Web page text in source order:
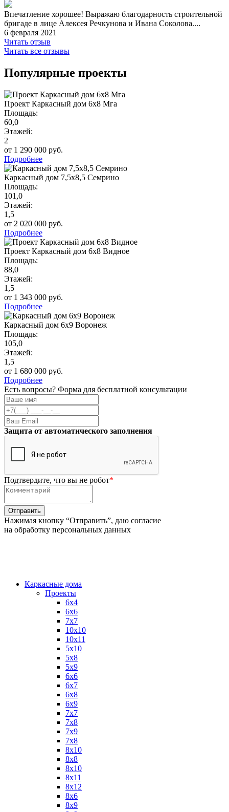
Впечатление хорошее! Выражаю благодарность строительной
бригаде в лице Алексея Речкунова и Ивана Соколова....
6 февраля 2021
Читать отзыв
Читать все отзывы
Популярные проекты
Проект Каркасный дом 6х8 Мга
Площадь:
60,0
Этажей:
2
от 1 290 000 руб.
Подробнее
Каркасный дом 7,5х8,5 Семрино
Площадь:
101,0
Этажей:
1,5
от 2 020 000 руб.
Подробнее
Проект Каркасный дом 6х8 Видное
Площадь:
88,0
Этажей:
1,5
от 1 343 000 руб.
Подробнее
Каркасный дом 6х9 Воронеж
Площадь:
105,0
Этажей:
1,5
от 1 680 000 руб.
Подробнее
Есть вопросы? Форма для бесплатной консультации
Защита от автоматического заполнения
Подтвердите, что вы не робот*
Нажимая кнопку “Отправить”, даю согласие
на обработку персональных данных
Каркасные дома
Проекты
6х4
6х6
7х7
10х10
10х11
5х10
5х8
5х9
6x6
6x7
6x8
6x9
7x7
7x8
7x9
7х8
8x10
8x8
8х10
8х11
8х12
8х6
8х9